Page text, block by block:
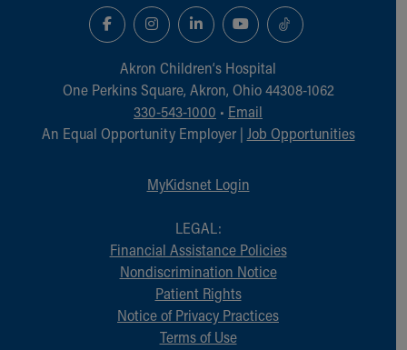
Akron Children‘s Hospital
One Perkins Square, Akron, Ohio 44308-1062
330-543-1000 • Email
An Equal Opportunity Employer | Job Opportunities
MyKidsnet Login
LEGAL:
Financial Assistance Policies
Nondiscrimination Notice
Patient Rights
Notice of Privacy Practices
Terms of Use